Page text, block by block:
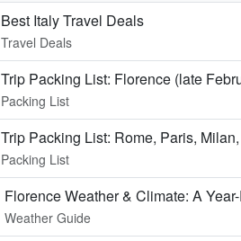
Best Italy Travel Deals
Travel Deals
Trip Packing List: Florence (late
Packing List
Trip Packing List: Rome, Paris,
Packing List
Florence Weather & Climate: A
Weather Guide